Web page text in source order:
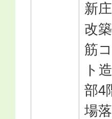
新
改
筋
ト
部4
場